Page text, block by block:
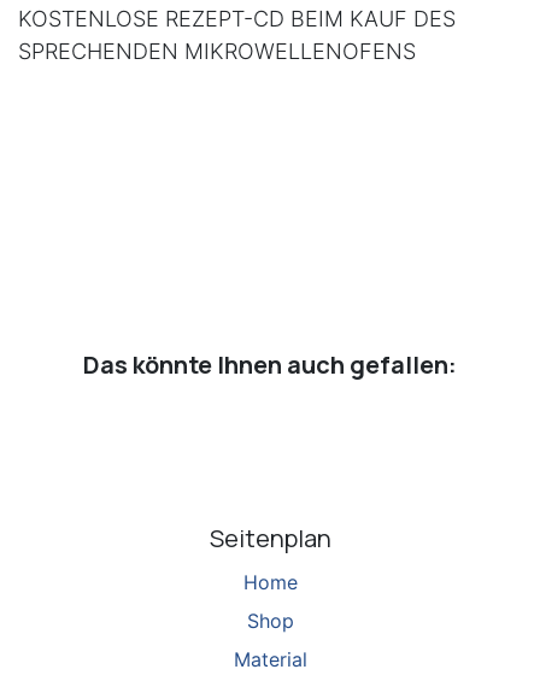
KOSTENLOSE REZEPT-CD BEIM KAUF DES
SPRECHENDEN MIKROWELLENOFENS
Das könnte Ihnen auch gefallen:
Seitenplan
Home
Shop
Material